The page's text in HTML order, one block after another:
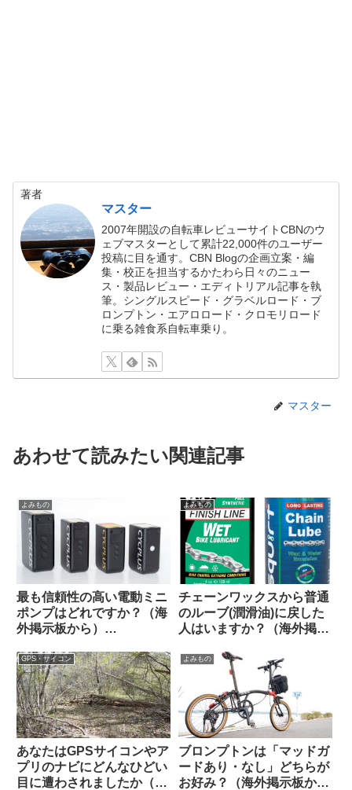
著者
マスター
2007年開設の自転車レビューサイトCBNのウ
ェブマスターとして累計22,000件のユーザー
投稿に目を通す。CBN Blogの企画立案・編
集・校正を担当するかたわら日々のニュー
ス・製品レビュー・エディトリアル記事を執
筆。シングルスピード・グラベルロード・ブ
ロンプトン・エアロロード・クロモリロード
に乗る雑食系自転車乗り。
マスター
あわせて読みたい関連記事
よみもの
最も信頼性の高い電動ミニ
ポンプはどれですか？（海
外掲示板から）
Silca / Fanttik / Trek /
Fumpa Pumpa】
よみもの
チェーンワックスから普通
のルーブ(潤滑油)に戻した
人はいますか？（海外掲示
GPS・サイコン
あなたはGPSサイコンやア
プリのナビにどんなひどい
目に遭わされましたか（海
よみもの
ブロンプトンは「マッドガ
ードあり・なし」どちらが
お好み？（海外掲示板か